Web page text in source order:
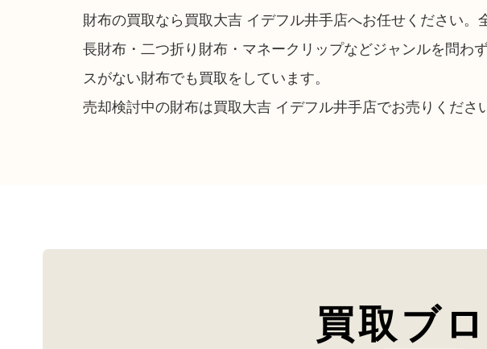
財布の買取なら買取大吉 イデフル井手店へお任せください。
長財布・二つ折り財布・マネークリップなどジャンルを問わ
スがない財布でも買取をしています。
売却検討中の財布は買取大吉 イデフル井手店でお売りくださ
買取ブ